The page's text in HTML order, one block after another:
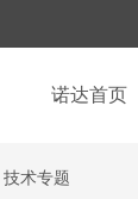
诺达首页
技术专题